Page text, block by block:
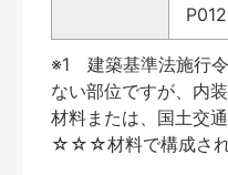
※1 建築基準法施行
ない部位ですが、内
材料または、国土交
☆☆☆材料で構成され